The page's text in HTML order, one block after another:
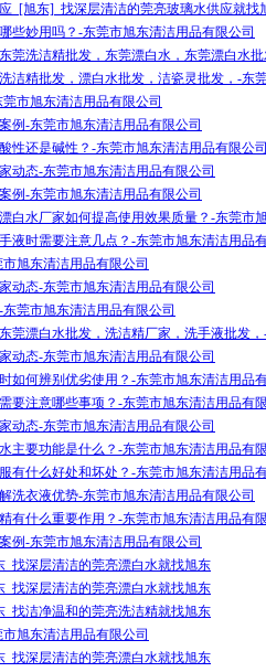
_[旭东]_找深层清洁的莞亮玻璃水供应就
些妙用吗？-东莞市旭东清洁用品有限公司
莞洗洁精批发，东莞漂白水，东莞漂白水
洁精批发，漂白水批发，洁瓷灵批发，-东
市旭东清洁用品有限公司
例-东莞市旭东清洁用品有限公司
性还是碱性？-东莞市旭东清洁用品有限公
动态-东莞市旭东清洁用品有限公司
例-东莞市旭东清洁用品有限公司
白水厂家如何提高使用效果质量？-东莞市
液时需要注意几点？-东莞市旭东清洁用品
旭东清洁用品有限公司
动态-东莞市旭东清洁用品有限公司
莞市旭东清洁用品有限公司
莞漂白水批发，洗洁精厂家，洗手液批发
动态-东莞市旭东清洁用品有限公司
如何辨别优劣使用？-东莞市旭东清洁用品
要注意哪些事项？-东莞市旭东清洁用品有
动态-东莞市旭东清洁用品有限公司
主要功能是什么？-东莞市旭东清洁用品有
有什么好处和坏处？-东莞市旭东清洁用品
洗衣液优势-东莞市旭东清洁用品有限公司
有什么重要作用？-东莞市旭东清洁用品有
例-东莞市旭东清洁用品有限公司
_找深层清洁的莞亮漂白水就找旭东
_找深层清洁的莞亮漂白水就找旭东
_找洁净温和的莞亮洗洁精就找旭东
旭东清洁用品有限公司
_找深层清洁的莞亮漂白水就找旭东